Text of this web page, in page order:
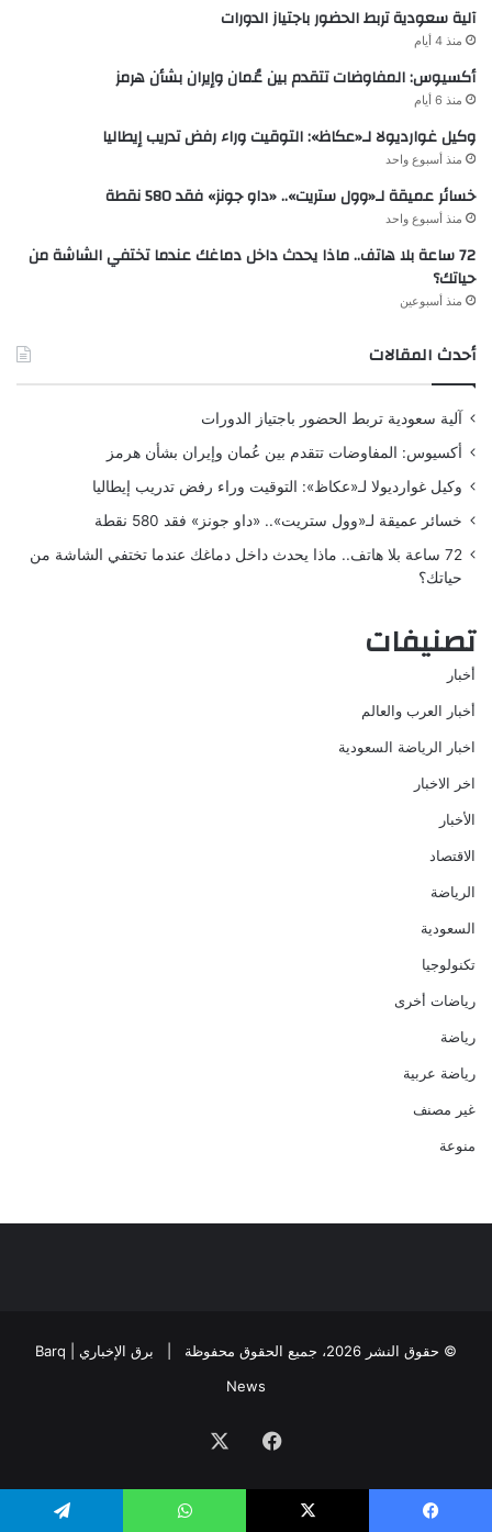
آلية سعودية تربط الحضور باجتياز الدورات
منذ 4 أيام
أكسيوس: المفاوضات تتقدم بين عُمان وإيران بشأن هرمز
منذ 6 أيام
وكيل غوارديولا لـ«عكاظ»: التوقيت وراء رفض تدريب إيطاليا
منذ أسبوع واحد
خسائر عميقة لـ«وول ستريت».. «داو جونز» فقد 580 نقطة
منذ أسبوع واحد
72 ساعة بلا هاتف.. ماذا يحدث داخل دماغك عندما تختفي الشاشة من
حياتك؟
منذ أسبوعين
أحدث المقالات
آلية سعودية تربط الحضور باجتياز الدورات
أكسيوس: المفاوضات تتقدم بين عُمان وإيران بشأن هرمز
وكيل غوارديولا لـ«عكاظ»: التوقيت وراء رفض تدريب إيطاليا
خسائر عميقة لـ«وول ستريت».. «داو جونز» فقد 580 نقطة
72 ساعة بلا هاتف.. ماذا يحدث داخل دماغك عندما تختفي الشاشة من
حياتك؟
تصنيفات
أخبار
أخبار العرب والعالم
اخبار الرياضة السعودية
اخر الاخبار
الأخبار
الاقتصاد
الرياضة
السعودية
تكنولوجيا
رياضات أخرى
رياضة
رياضة عربية
غير مصنف
منوعة
© حقوق النشر 2026، جميع الحقوق محفوظة |
برق الإخباري | Barq
News
فيسبوك